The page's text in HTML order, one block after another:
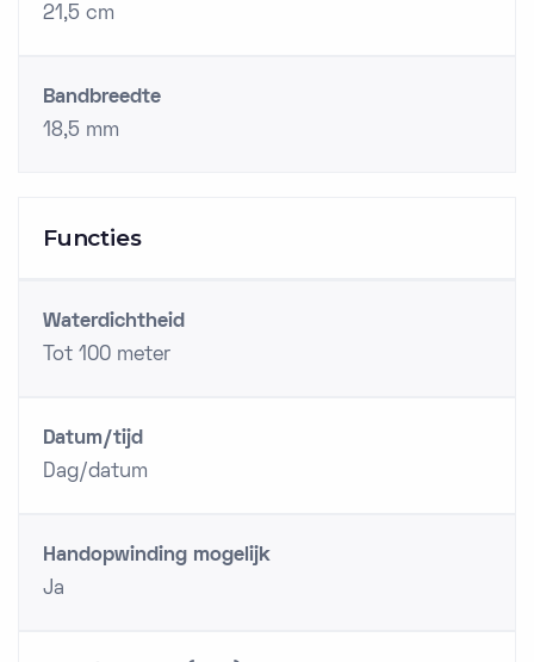
21,5 cm
Bandbreedte
18,5 mm
Functies
Waterdichtheid
Tot 100 meter
Datum/tijd
Dag/datum
Handopwinding mogelijk
Ja